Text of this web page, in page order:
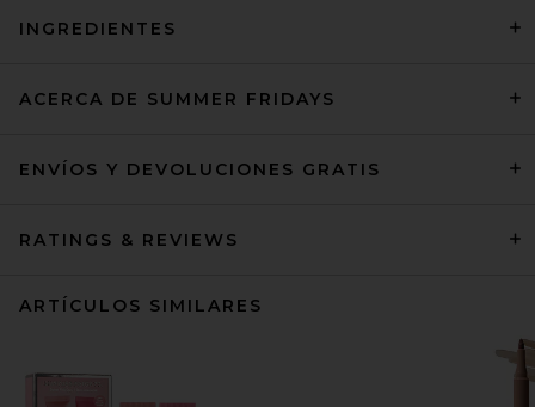
INGREDIENTES
ACERCA DE SUMMER FRIDAYS
ENVÍOS Y DEVOLUCIONES GRATIS
RATINGS & REVIEWS
ARTÍCULOS SIMILARES